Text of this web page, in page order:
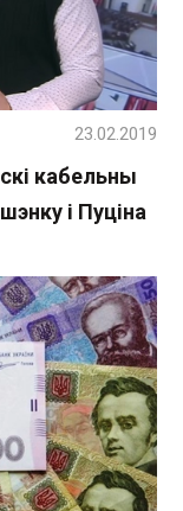
кабельны
і Пуціна
23.02.2019